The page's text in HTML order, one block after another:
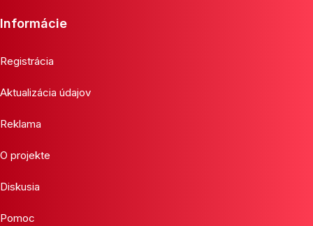
Informácie
Registrácia
Aktualizácia údajov
Reklama
O projekte
Diskusia
Pomoc